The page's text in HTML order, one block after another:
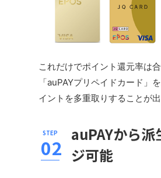
これだけでポイント還元率は
「auPAYプリペイドカード」
イントを多重取りすることが出
auPAYから
ジ可能